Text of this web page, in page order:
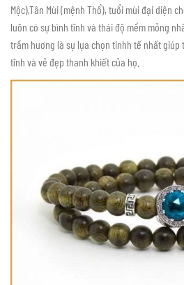
Mộc),Tân Mùi (mệnh Thổ), tuổi mùi đại diện
luôn có sự bình tĩnh và thái độ mềm mỏng
trầm hương là sự lựa chọn tinhh tế nhất giúp
tĩnh và vẻ đẹp thanh khiết của họ.